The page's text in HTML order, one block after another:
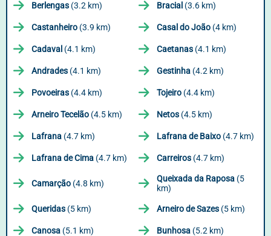
Berlengas (3.2 km) Bracial (3.6 km)
Castanheiro (3.9 km) Casal do João (4 km)
Cadaval (4.1 km) Caetanas (4.1 km)
Andrades (4.1 km) Gestinha (4.2 km)
Povoeiras (4.4 km) Tojeiro (4.4 km)
Arneiro Tecelão (4.5 km) Netos (4.5 km)
Lafrana (4.7 km) Lafrana de Baixo (4.7 km)
Lafrana de Cima (4.7 km) Carreiros (4.7 km)
Camarção (4.8 km) Queixada da Raposa (5
km)
Queridas (5 km) Arneiro de Sazes (5 km)
Canosa (5.1 km) Bunhosa (5.2 km)